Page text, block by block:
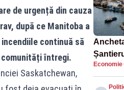
de urgență din cauza
după ce Manitoba a
continuă să
comunități întregi.
Saskatchewan,
care
Economie·